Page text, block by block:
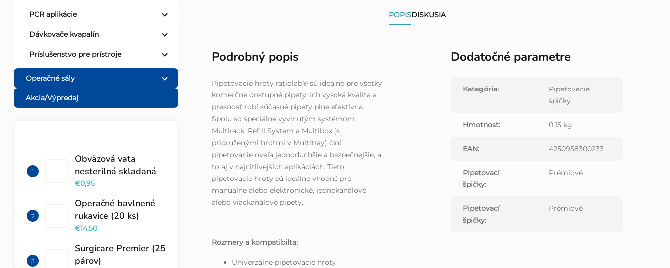
PCR aplikácie
Dávkovače kvapalín
Príslušenstvo pre prístroje
Operačné sály
Akcia/Výpredaj
Obväzová vata
nesterilná skladaná
€0,95
Operačné bavlnené
rukavice (20 ks)
€14,50
Surgicare Premier (25
párov)
POPISDISKUSIA
Podrobný popis
Pipetovacie hroty ratiolab® sú ideálne pre všetky
komerčne dostupné pipety. Ich vysoká kvalita a
presnosť robí súčasné pipety plne efektívna.
Spolu so špeciálne vyvinutým systémom
Multirack, Refill System a Multibox (s
pridruženými hrotmi v Multitray) činí
pipetovanie oveľa jednoduchšie a bezpečnejšie, a
to aj v najcitlivejších aplikáciách. Tieto
pipetovacie hroty sú ideálne vhodné pre
manuálne alebo elektronické, jednokanálové
alebo viackanálové pipety.
Rozmery a kompatibilta:
Univerzálne pipetovacie hroty
Dodatočné parametre
Kategória:
Pipetovacie
špičky
Hmotnosť: 0.15 kg
EAN: 4250958300233
Pipetovací
špičky:
Prémiové
Pipetovací
špičky:
Prémiové